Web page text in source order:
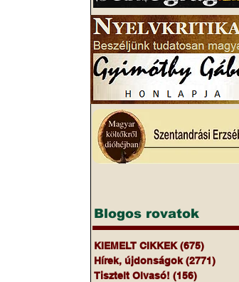
Blogos rovatok
KIEMELT CIKKEK (675)
Hírek, újdonságok (2771)
Tisztelt Olvasó! (156)